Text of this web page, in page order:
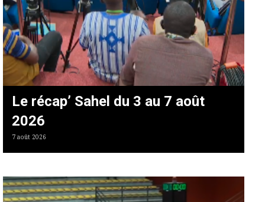
Le récap’ Sahel du 3 au 7 août
2026
7 août 2026